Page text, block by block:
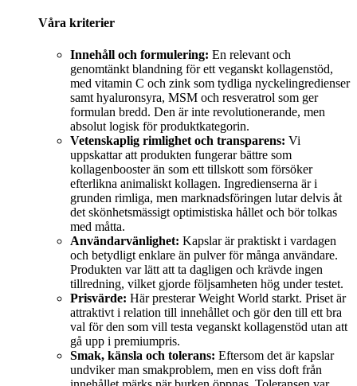
Våra kriterier
Innehåll och formulering: En relevant och
genomtänkt blandning för ett veganskt kollagenstöd,
med vitamin C och zink som tydliga nyckelingredienser
samt hyaluronsyra, MSM och resveratrol som ger
formulan bredd. Den är inte revolutionerande, men
absolut logisk för produktkategorin.
Vetenskaplig rimlighet och transparens: Vi
uppskattar att produkten fungerar bättre som
kollagenbooster än som ett tillskott som försöker
efterlikna animaliskt kollagen. Ingredienserna är i
grunden rimliga, men marknadsföringen lutar delvis åt
det skönhetsmässigt optimistiska hållet och bör tolkas
med måtta.
Användarvänlighet: Kapslar är praktiskt i vardagen
och betydligt enklare än pulver för många användare.
Produkten var lätt att ta dagligen och krävde ingen
tillredning, vilket gjorde följsamheten hög under testet.
Prisvärde: Här presterar Weight World starkt. Priset är
attraktivt i relation till innehållet och gör den till ett bra
val för den som vill testa veganskt kollagenstöd utan att
gå upp i premiumpris.
Smak, känsla och tolerans: Eftersom det är kapslar
undviker man smakproblem, men en viss doft från